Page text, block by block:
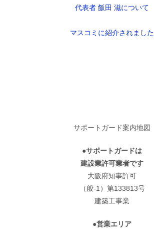
代表者 飯田 滋について
マスコミに紹介されました
サポートガード案内地図
●サポートガードは
建設業許可業者です
大阪府知事許可
（般-1）第133813号
建築工事業
●営業エリア